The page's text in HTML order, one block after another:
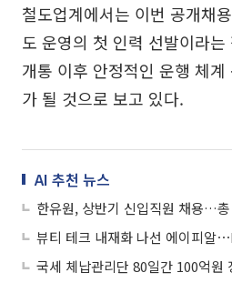
철도업계에서는 이번 공개채
도 운영의 첫 인력 선발이라
개통 이후 안정적인 운행 체
가 될 것으로 보고 있다.
AI 추천 뉴스
한유원, 상반기 신입직원 채용…
뷰티 테크 내재화 나선 에이피알